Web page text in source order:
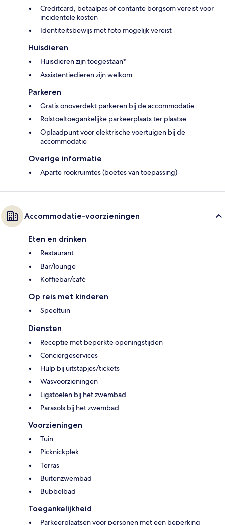
Creditcard, betaalpas of contante borgsom vereist voor
incidentele kosten
Identiteitsbewijs met foto mogelijk vereist
Huisdieren
Huisdieren zijn toegestaan*
Assistentiedieren zijn welkom
Parkeren
Gratis onoverdekt parkeren bij de accommodatie
Rolstoeltoegankelijke parkeerplaats ter plaatse
Oplaadpunt voor elektrische voertuigen bij de
accommodatie
Overige informatie
Aparte rookruimtes (boetes van toepassing)
Accommodatie-voorzieningen
Eten en drinken
Restaurant
Bar/lounge
Koffiebar/café
Op reis met kinderen
Speeltuin
Diensten
Receptie met beperkte openingstijden
Conciërgeservices
Hulp bij uitstapjes/tickets
Wasvoorzieningen
Ligstoelen bij het zwembad
Parasols bij het zwembad
Voorzieningen
Tuin
Picknickplek
Terras
Buitenzwembad
Bubbelbad
Toegankelijkheid
Parkeerplaatsen voor personen met een beperking